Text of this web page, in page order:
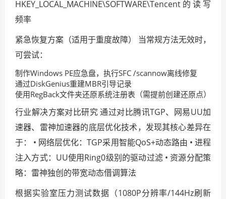
HKEY_LOCAL_MACHINE\SOFTWARE\Tencent的读写
频率
紧急恢复方案（适用于重度故障） 当常规方法无效时，
可尝试：
制作Windows PE应急盘，执行SFC /scannow离线修复
通过DiskGenius重建MBR引导记录
使用RegBack文件夹还原系统注册表（需提前创建还原点）
行业解决方案对比研究 通过对比腾讯TGP、网易UU加
速器、雷神加速器的底层优化技术，发现其核心差异在
于： • 网络层优化：TGP采用智能QoS+动态路由 • 进程
注入方式：UU使用Ring0级别的驱动过滤 • 资源分配策
略：雷神独创的带宽动态借调算法
根据实验室压力测试数据（1080P分辨率/144Hz刷新